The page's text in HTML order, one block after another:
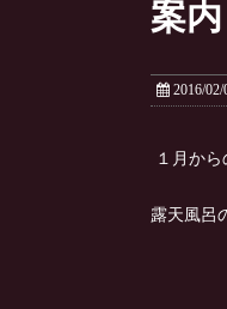
案内
2016/02/
１月か
露天風呂